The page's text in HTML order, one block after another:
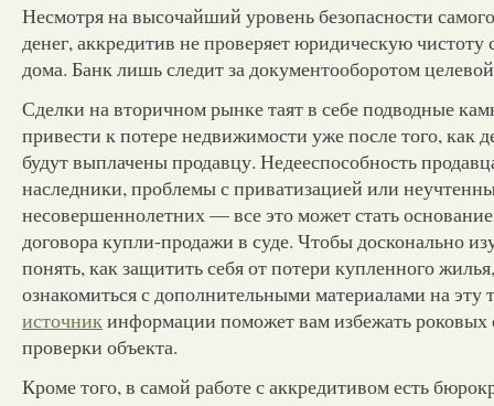
Несмотря на высочайший уровень безопасности
денег, аккредитив не проверяет юридическую
дома. Банк лишь следит за документооборотом
Сделки на вторичном рынке таят в себе подводные
привести к потере недвижимости уже после того, как
будут выплачены продавцу. Недееспособность
наследники, проблемы с приватизацией или
несовершеннолетних — все это может стать
договора купли-продажи в суде. Чтобы досконально
понять, как защитить себя от потери купленного
ознакомиться с дополнительными материалами на эту
источник информации поможет вам избежать роковых
проверки объекта.
Кроме того, в самой работе с аккредитивом есть